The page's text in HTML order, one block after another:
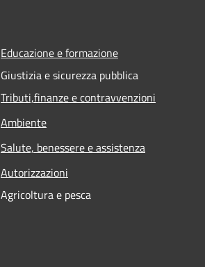
Educazione e formazione
Giustizia e sicurezza pubblica
Tributi,finanze e contravvenzioni
Ambiente
Salute, benessere e assistenza
Autorizzazioni
Agricoltura e pesca